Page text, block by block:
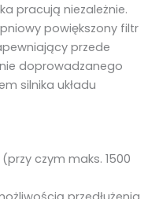
pracują niezależnie.
powiększony filtr
przede
doprowadzanego
silnika układu
czym maks. 1500